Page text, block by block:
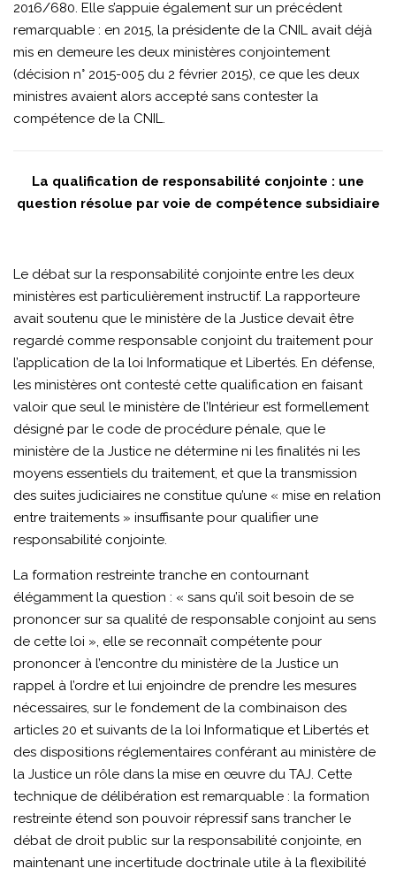
2016/680. Elle s’appuie également sur un précédent
remarquable : en 2015, la présidente de la CNIL avait déjà
mis en demeure les deux ministères conjointement
(décision n° 2015-005 du 2 février 2015), ce que les deux
ministres avaient alors accepté sans contester la
compétence de la CNIL.
La qualification de responsabilité conjointe : une
question résolue par voie de compétence subsidiaire
Le débat sur la responsabilité conjointe entre les deux
ministères est particulièrement instructif. La rapporteure
avait soutenu que le ministère de la Justice devait être
regardé comme responsable conjoint du traitement pour
l’application de la loi Informatique et Libertés. En défense,
les ministères ont contesté cette qualification en faisant
valoir que seul le ministère de l’Intérieur est formellement
désigné par le code de procédure pénale, que le
ministère de la Justice ne détermine ni les finalités ni les
moyens essentiels du traitement, et que la transmission
des suites judiciaires ne constitue qu’une « mise en relation
entre traitements » insuffisante pour qualifier une
responsabilité conjointe.
La formation restreinte tranche en contournant
élégamment la question : « sans qu’il soit besoin de se
prononcer sur sa qualité de responsable conjoint au sens
de cette loi », elle se reconnaît compétente pour
prononcer à l’encontre du ministère de la Justice un
rappel à l’ordre et lui enjoindre de prendre les mesures
nécessaires, sur le fondement de la combinaison des
articles 20 et suivants de la loi Informatique et Libertés et
des dispositions réglementaires conférant au ministère de
la Justice un rôle dans la mise en œuvre du TAJ. Cette
technique de délibération est remarquable : la formation
restreinte étend son pouvoir répressif sans trancher le
débat de droit public sur la responsabilité conjointe, en
maintenant une incertitude doctrinale utile à la flexibilité